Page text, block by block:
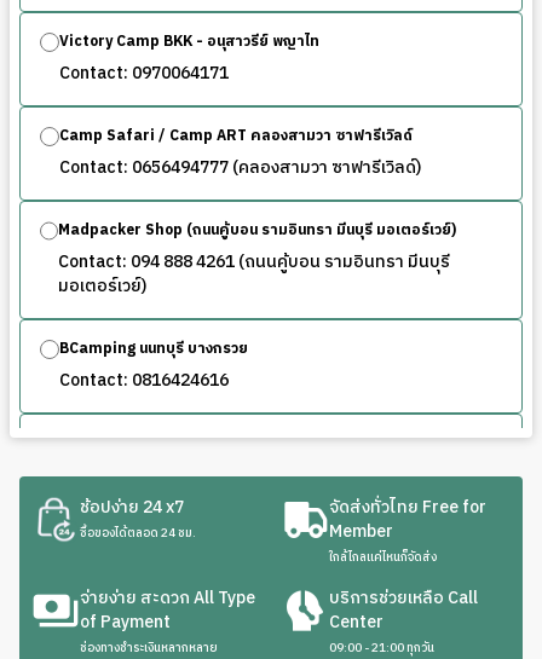
Victory Camp BKK - อนุสาวรีย์ พญาไท
Contact: 0970064171
Camp Safari / Camp ART คลองสามวา ซาฟารีเวิลด์
Contact: 0656494777 (คลองสามวา ซาฟารีเวิลด์)
Madpacker Shop (ถนนคู้บอน รามอินทรา มีนบุรี มอเตอร์เวย์)
Contact: 094 888 4261 (ถนนคู้บอน รามอินทรา มีนบุรี
มอเตอร์เวย์)
BCamping นนทบุรี บางกรวย
Contact: 0816424616
OutdoorStyles บางขุนกอง บางกรวย นนทบุรี
Contact: 065 983 9659 นนทบุรี
Wandara walkabout gear. บางเสาธง สมุทรปราการ
Contact: 061 639 9523 สมุทรปราการ
JEEP FRESH MILK Camping ภาคกลาง (นครปฐม)
ช้อปง่าย 24 x7
ซื้อของได้ตลอด 24 ชม.
จัดส่งทั่วไทย Free for
Member
ใกล้ไกลแค่ไหนก็จัดส่ง
จ่ายง่าย สะดวก All Type
of Payment
ช่องทางชำระเงินหลากหลาย
บริการช่วยเหลือ Call
Center
09:00 - 21:00 ทุกวัน